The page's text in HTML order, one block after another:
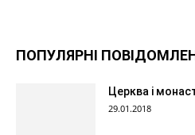
ПОПУЛЯРНІ
Церква і
29.01.2018